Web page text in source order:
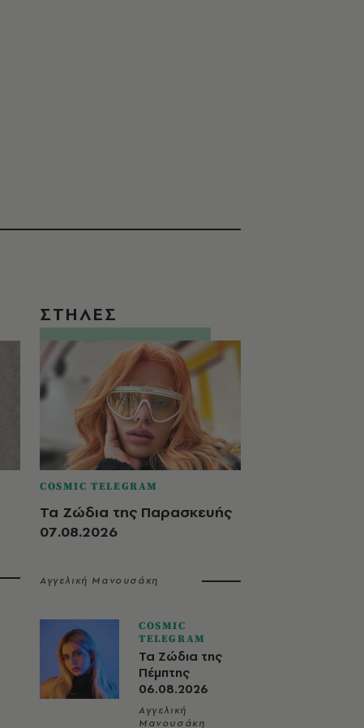
ΣΤΗΛΕΣ
COSMIC TELEGRAM
Τα Ζώδια της Παρασκευής
07.08.2026
Αγγελική Μανουσάκη
COSMIC
TELEGRAM
Τα Ζώδια της
Πέμπτης
06.08.2026
Αγγελική
Μανουσάκη